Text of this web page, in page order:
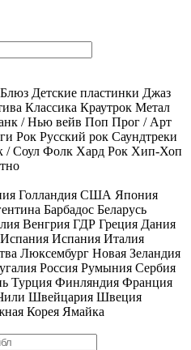
Блюз Детские пластинки Джаз
Классика Краутрок Метал
/ Нью вейв Поп Прог / Арт
Рок Русский рок Саундтреки
/ Соул Фолк Хард Рок Хип-Хоп
Голландия США Япония
Барбадос Беларусь
Венгрия ГДР Греция Дания
Испания Испания Италия
Люксембург Новая Зеландия
Россия Румыния Сербия
Турция Финляндия Франция
Швейцария Швеция
Корея Ямайка